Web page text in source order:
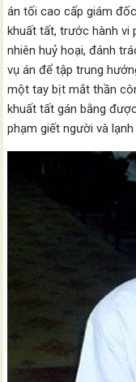
án tối cao cấp giám
khuất tất, trước hành vi
nhiên huỷ hoại, đánh
vụ án để tập trung
một tay bịt mắt thần
khuất tất gán bằng
phạm giết người và